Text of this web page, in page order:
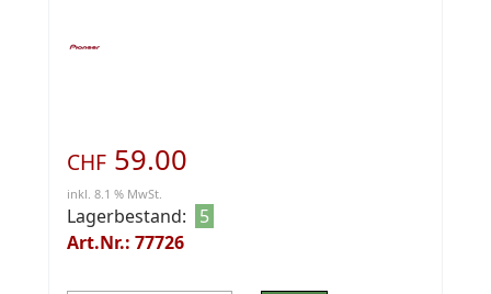
CHF 59.00
inkl. 8.1 % MwSt.
Lagerbestand:
5
Art.Nr.: 77726